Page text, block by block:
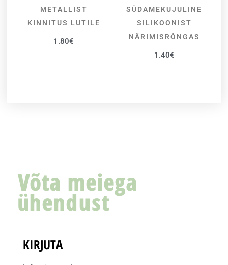
LISA KORVI
METALLIST
KINNITUS LUTILE
1.80€
VALI
SÜDAMEKUJULINE
SILIKOONIST
NÄRIMISRÕNGAS
1.40€
Võta meiega
ühendust
KIRJUTA